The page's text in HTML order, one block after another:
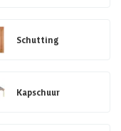
Schutting
Kapschuur